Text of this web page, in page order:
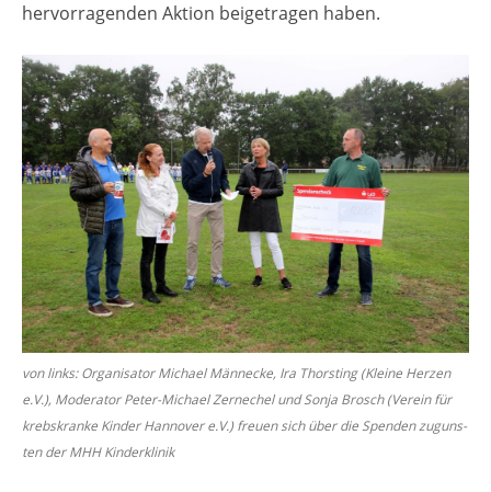
her­vor­ra­gen­den Ak­ti­on bei­ge­tra­gen haben.
von links: Or­ga­ni­sa­tor Mi­cha­el Män­necke, Ira Thorsting (Klei­ne Her­zen
e.V.), Mo­de­ra­tor Peter-Mi­cha­el Zerne­chel und Sonja Brosch (Ver­ein für
krebs­kran­ke Kin­der Han­no­ver e.V.) freu­en sich über die Spen­den zu­guns­
ten der MHH Kin­der­kli­nik